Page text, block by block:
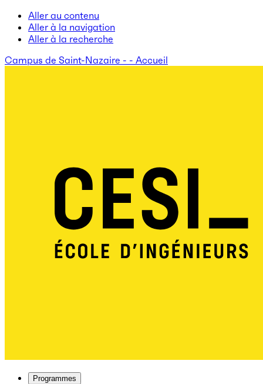
Aller au contenu
Aller à la navigation
Aller à la recherche
Campus de Saint-Nazaire - - Accueil
Programmes